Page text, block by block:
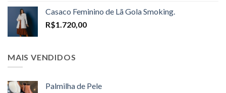
through
Casaco Feminino de Lã Gola Smoking.
R$1.720,00
MAIS VENDIDOS
Palmilha de Pele